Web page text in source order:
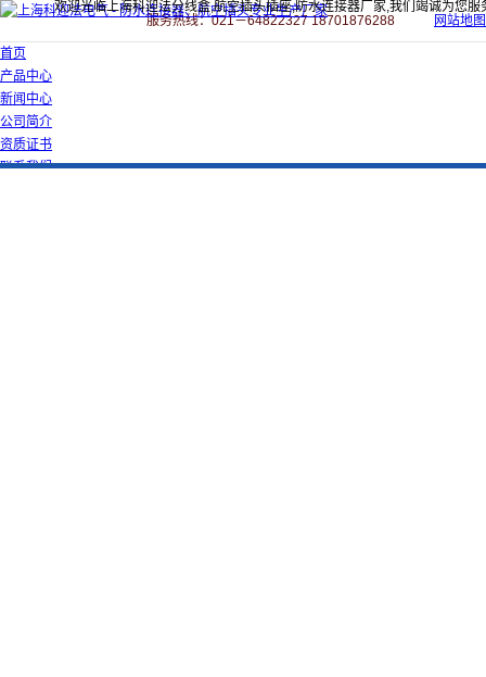
欢迎光临上海科迎法分线盒,航空插头插座,防水连接器厂家,我们竭诚为您服
服务热线：021－64822327 18701876288
网站地图
首页
产品中心
新闻中心
公司简介
资质证书
联系我们